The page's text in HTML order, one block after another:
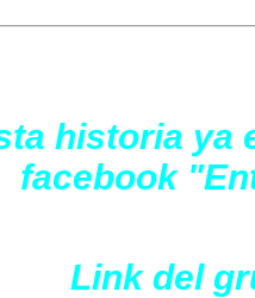
historia ya
facebook
Link del